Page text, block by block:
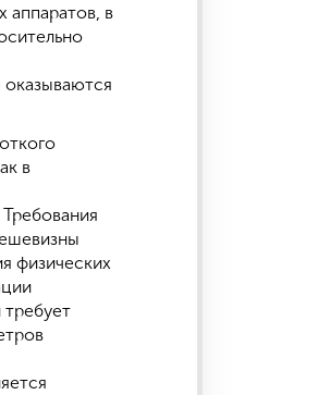
аппаратов, в
оказываются
в
физических